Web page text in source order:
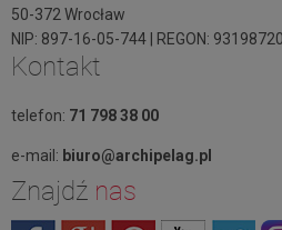
50-372 Wrocław
NIP: 897-16-05-744 | REGON:
Kontakt
telefon: 71 798 38 00
e-mail: biuro@archipelag.pl
Znajdź nas